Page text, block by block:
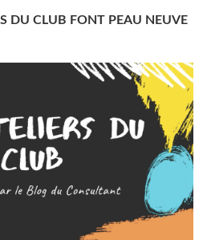
DU CLUB FONT PEAU NEUVE